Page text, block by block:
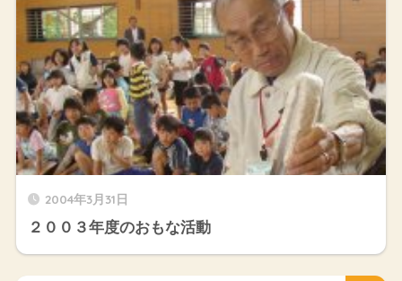
2004年3月31日
２００３年度のおもな活動